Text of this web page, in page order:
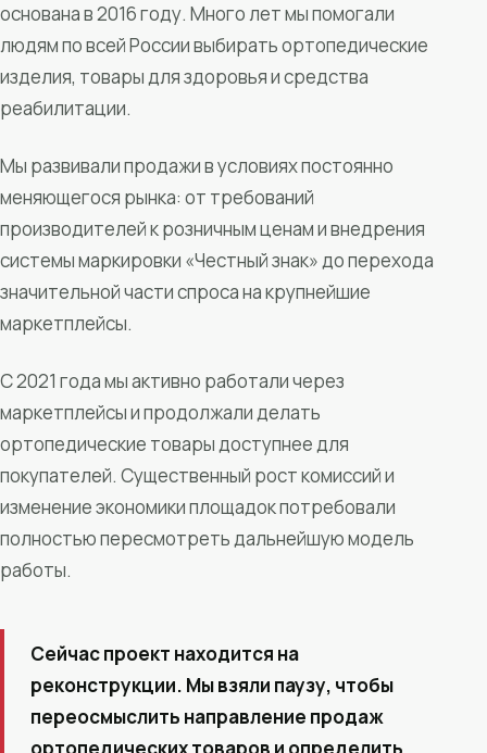
основана в 2016 году. Много лет мы помогали
людям по всей России выбирать ортопедические
изделия, товары для здоровья и средства
реабилитации.
Мы развивали продажи в условиях постоянно
меняющегося рынка: от требований
производителей к розничным ценам и внедрения
системы маркировки «Честный знак» до перехода
значительной части спроса на крупнейшие
маркетплейсы.
С 2021 года мы активно работали через
маркетплейсы и продолжали делать
ортопедические товары доступнее для
покупателей. Существенный рост комиссий и
изменение экономики площадок потребовали
полностью пересмотреть дальнейшую модель
работы.
Сейчас проект находится на
реконструкции. Мы взяли паузу, чтобы
переосмыслить направление продаж